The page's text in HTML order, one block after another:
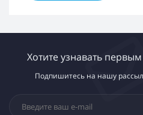
Хотите узнавать
Подпишитесь на нашу